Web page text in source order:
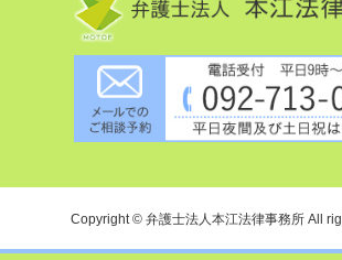
Copyright © 弁護士法人本江法律事務所 All